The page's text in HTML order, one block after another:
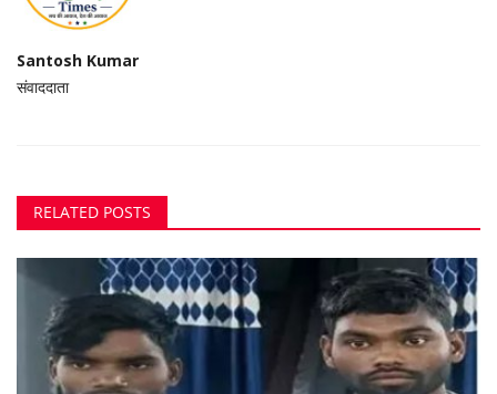
Santosh Kumar
संवाददाता
RELATED POSTS